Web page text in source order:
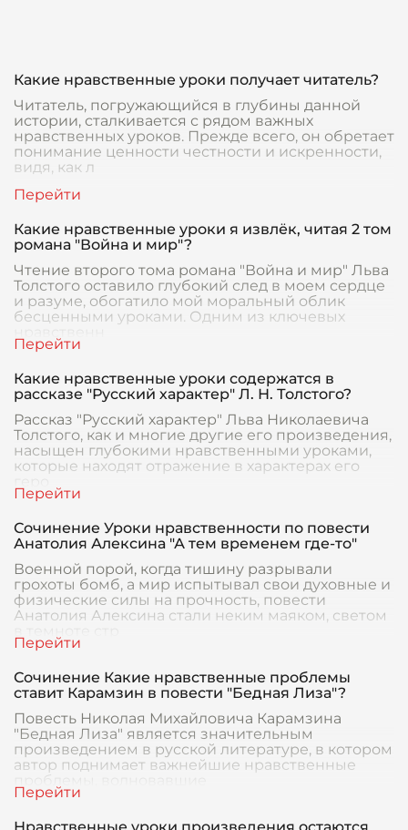
Какие нравственные уроки получает читатель?
Читатель, погружающийся в глубины данной
истории, сталкивается с рядом важных
нравственных уроков. Прежде всего, он обретает
понимание ценности честности и искренности,
видя, как л
Какие нравственные уроки я извлёк, читая 2 том
романа "Война и мир"?
Чтение второго тома романа "Война и мир" Льва
Толстого оставило глубокий след в моем сердце
и разуме, обогатило мой моральный облик
бесценными уроками. Одним из ключевых
Какие нравственные уроки содержатся в
рассказе "Русский характер" Л. Н. Толстого?
Рассказ "Русский характер" Льва Николаевича
Толстого, как и многие другие его произведения,
насыщен глубокими нравственными уроками,
которые находят отражение в характерах его
Сочинение Уроки нравственности по повести
Анатолия Алексина "А тем временем где-то"
Военной порой, когда тишину разрывали
грохоты бомб, а мир испытывал свои духовные и
физические силы на прочность, повести
Анатолия Алексина стали неким маяком, светом
Сочинение Какие нравственные проблемы
ставит Карамзин в повести "Бедная Лиза"?
Повесть Николая Михайловича Карамзина
"Бедная Лиза" является значительным
произведением в русской литературе, в котором
автор поднимает важнейшие нравственные
проблемы, волновавшие